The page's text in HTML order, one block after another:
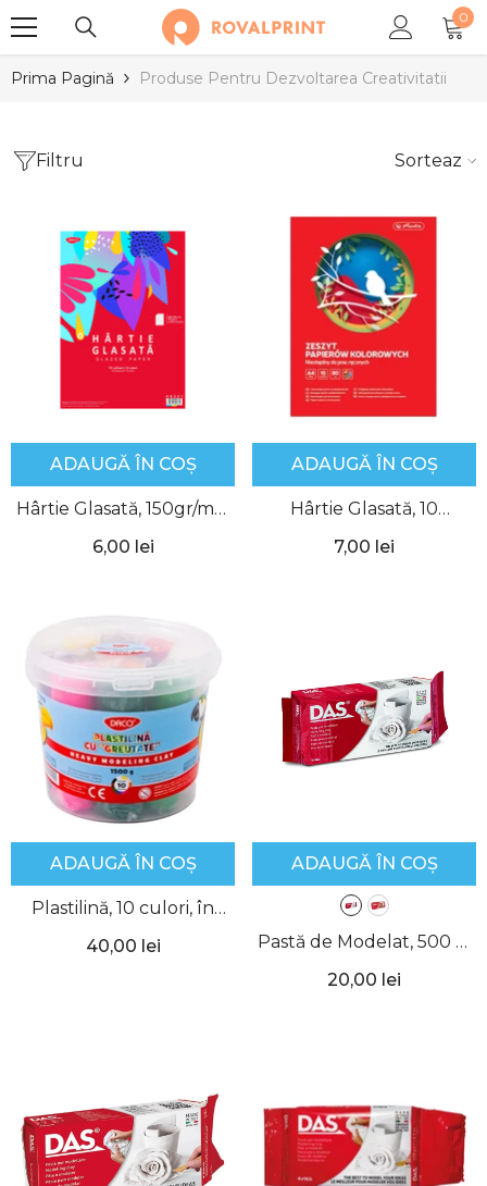
00
Prima Pagină Produse Pentru Dezvoltarea Creativitatii
Filtru Sortează
ADAUGĂ ÎN COȘ
Hârtie Glasată, 150gr/mp,
12 culori/set, Daco
6,00 lei
ADAUGĂ ÎN COȘ
Hârtie Glasată, 10
culori/set, Herlitz
7,00 lei
ADAUGĂ ÎN COȘ
Plastilină, 10 culori, în
Găleată, PL1510, Daco
40,00 lei
ADAUGĂ ÎN COȘ
Pastă de Modelat, 500 g,
DAS- Alb
20,00 lei